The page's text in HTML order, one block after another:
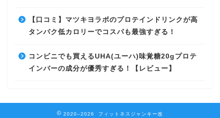
【口コミ】マツキヨラボのプロテインドリンクが高
タンパク低カロリーでコスパも最強すぎる！
コンビニでも買えるUHA(ユーハ)味覚糖20gプロテ
インバーの成分が優秀すぎる！【レビュー】
2020–2026 フィットネスジャンキー改